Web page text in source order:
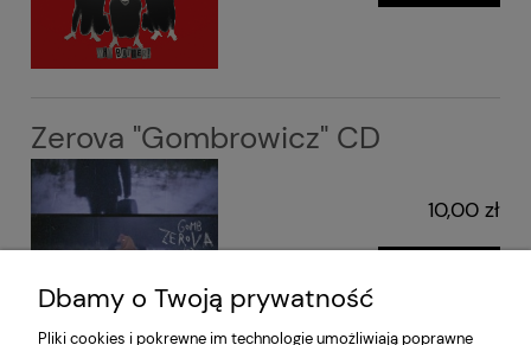
Zerova "Gombrowicz" CD
10,00 zł
Dbamy o Twoją prywatność
Pliki cookies i pokrewne im technologie umożliwiają poprawne